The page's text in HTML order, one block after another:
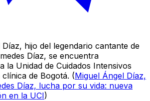
hijo del legendario cantante de
Díaz, se encuentra
la Unidad de Cuidados Intensivos
de Bogotá. (Miguel Ángel Díaz,
Díaz, lucha por su vida: nueva
en la UCI)